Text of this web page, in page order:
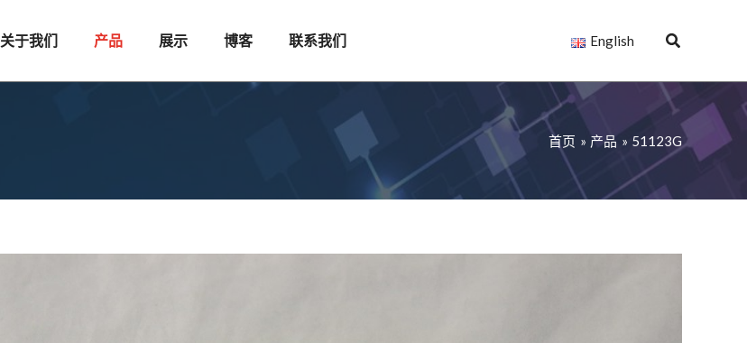
关于我们 产品 展示 博客 联系我们 English
首页 产品 51123G